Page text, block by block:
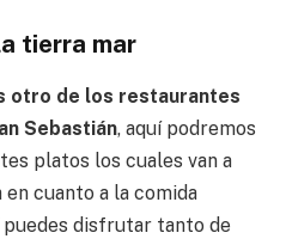
tierra mar
otro de los restaurantes
Sebastián, aquí podremos
platos los cuales van a
cuanto a la comida
disfrutar tanto de